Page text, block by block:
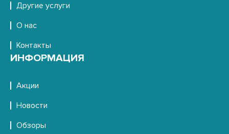
Другие услуги
О нас
Контакты
ИНФОРМАЦИЯ
Акции
Новости
Обзоры